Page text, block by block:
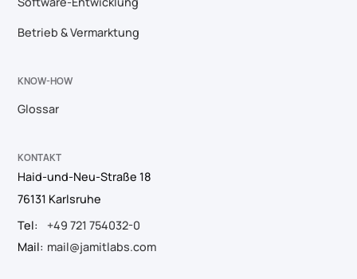
Betrieb & Vermarktung
KNOW-HOW
Glossar
KONTAKT
Haid-und-Neu-Straße 18
76131 Karlsruhe
Tel:
+49 721 754032-0
Mail: mail@jamitlabs.com